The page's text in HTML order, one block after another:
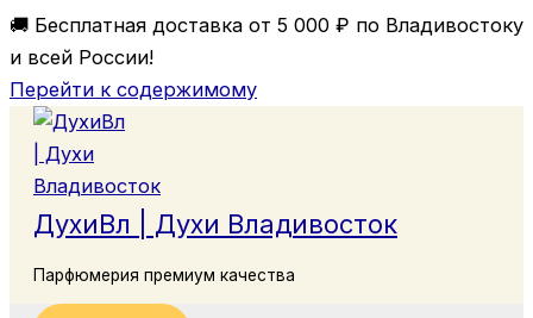
🚚 Бесплатная доставка от 5 000 ₽ по Владивостоку
и всей России!
Перейти к содержимому
ДухиВл | Духи Владивосток
Парфюмерия премиум качества